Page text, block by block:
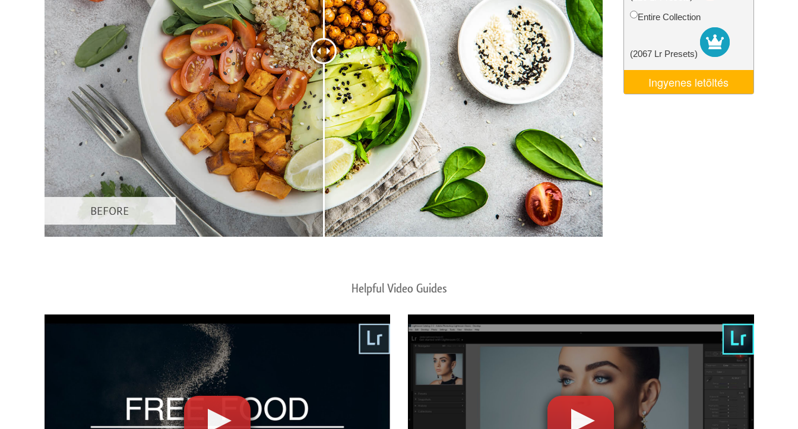
Dịch vụ chỉnh sửa sản phẩm Ékszer -retusálási szolgáltatások AI Képzési Adatok Video Editing ServicesEntire Collection
(2067 Lr Presets)
Ingyenes letöltés
Helpful Video Guides